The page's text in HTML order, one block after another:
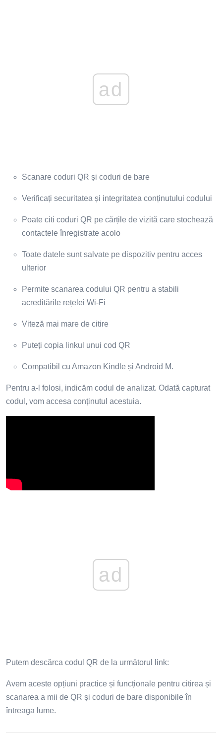
ad
Scanare coduri QR și coduri de bare
Verificați securitatea și integritatea conținutului codului
Poate citi coduri QR pe ​​cărțile de vizită care stochează
contactele înregistrate acolo
Toate datele sunt salvate pe dispozitiv pentru acces
ulterior
Permite scanarea codului QR pentru a stabili
acreditările rețelei Wi-Fi
Viteză mai mare de citire
Puteți copia linkul unui cod QR
Compatibil cu Amazon Kindle și Android M.
Pentru a-l folosi, indicăm codul de analizat. Odată capturat
codul, vom accesa conținutul acestuia.
ad
Putem descărca codul QR de la următorul link:
Avem aceste opțiuni practice și funcționale pentru citirea și
scanarea a mii de QR și coduri de bare disponibile în
întreaga lume.